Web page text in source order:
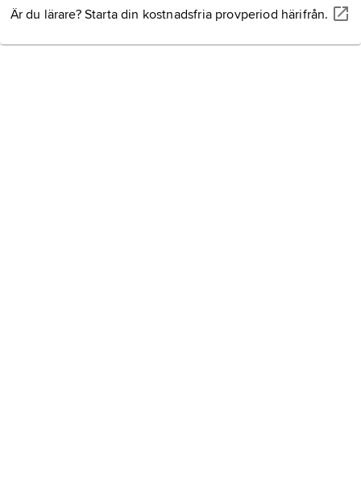
Är du lärare? Starta din kostnadsfria provperiod härifrån.